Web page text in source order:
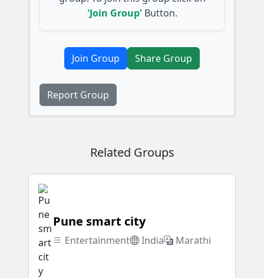
'Join Group'Button.
Join Group Share Group
Report Group
Related Groups
Pune smart city
Entertainment India Marathi